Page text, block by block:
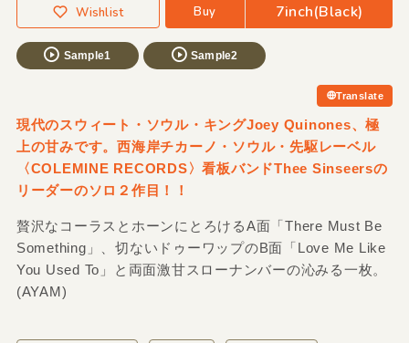
Wishlist Buy 7inch(Black)
Sample1 Sample2
Translate
現代のスウィート・ソウル・キングJoey Quinones、極
上の甘みです。西海岸チカーノ・ソウル・先駆レーベル
〈COLEMINE RECORDS〉看板バンドThee Sinseersの
リーダーのソロ２作目！！
贅沢なコーラスとホーンにとろけるA面「There Must Be
Something」、切ないドゥーワップのB面「Love Me Like
You Used To」と両面激甘スローナンバーの沁みる一枚。
(AYAM)